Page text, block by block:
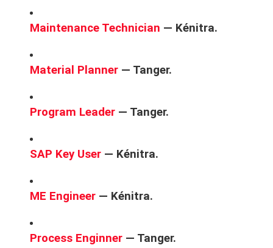
Maintenance Technician — Kénitra.
Material Planner — Tanger.
Program Leader — Tanger.
SAP Key User — Kénitra.
ME Engineer — Kénitra.
Process Enginner — Tanger.